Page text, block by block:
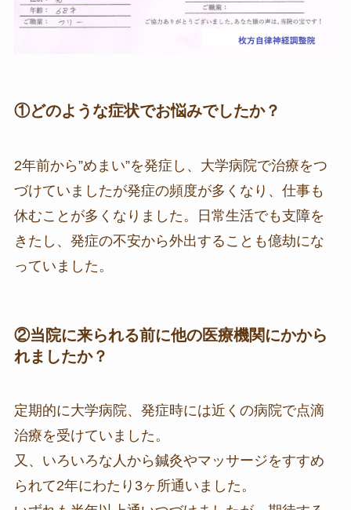
①どのような症状でお悩みでしたか？
2年前から”めまい”を発症し、大学病院で治療をつ
づけていましたが発症の頻度が多くなり、仕事も
休むことが多くなりました。日常生活でも支障を
きたし、発症の不安から外出することも億劫にな
っていました。
②当院に来られる前に他の医療機関にかから
れましたか？
定期的に大学病院、発症時には近くの病院で点滴
治療を受けていました。
又、いろいろな人から鍼灸やマッサージをすすめ
られて2年にわたり3ヶ所通いました。